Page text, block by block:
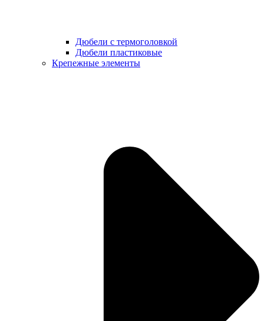
Дюбели с термоголовкой
Дюбели пластиковые
Крепежные элементы